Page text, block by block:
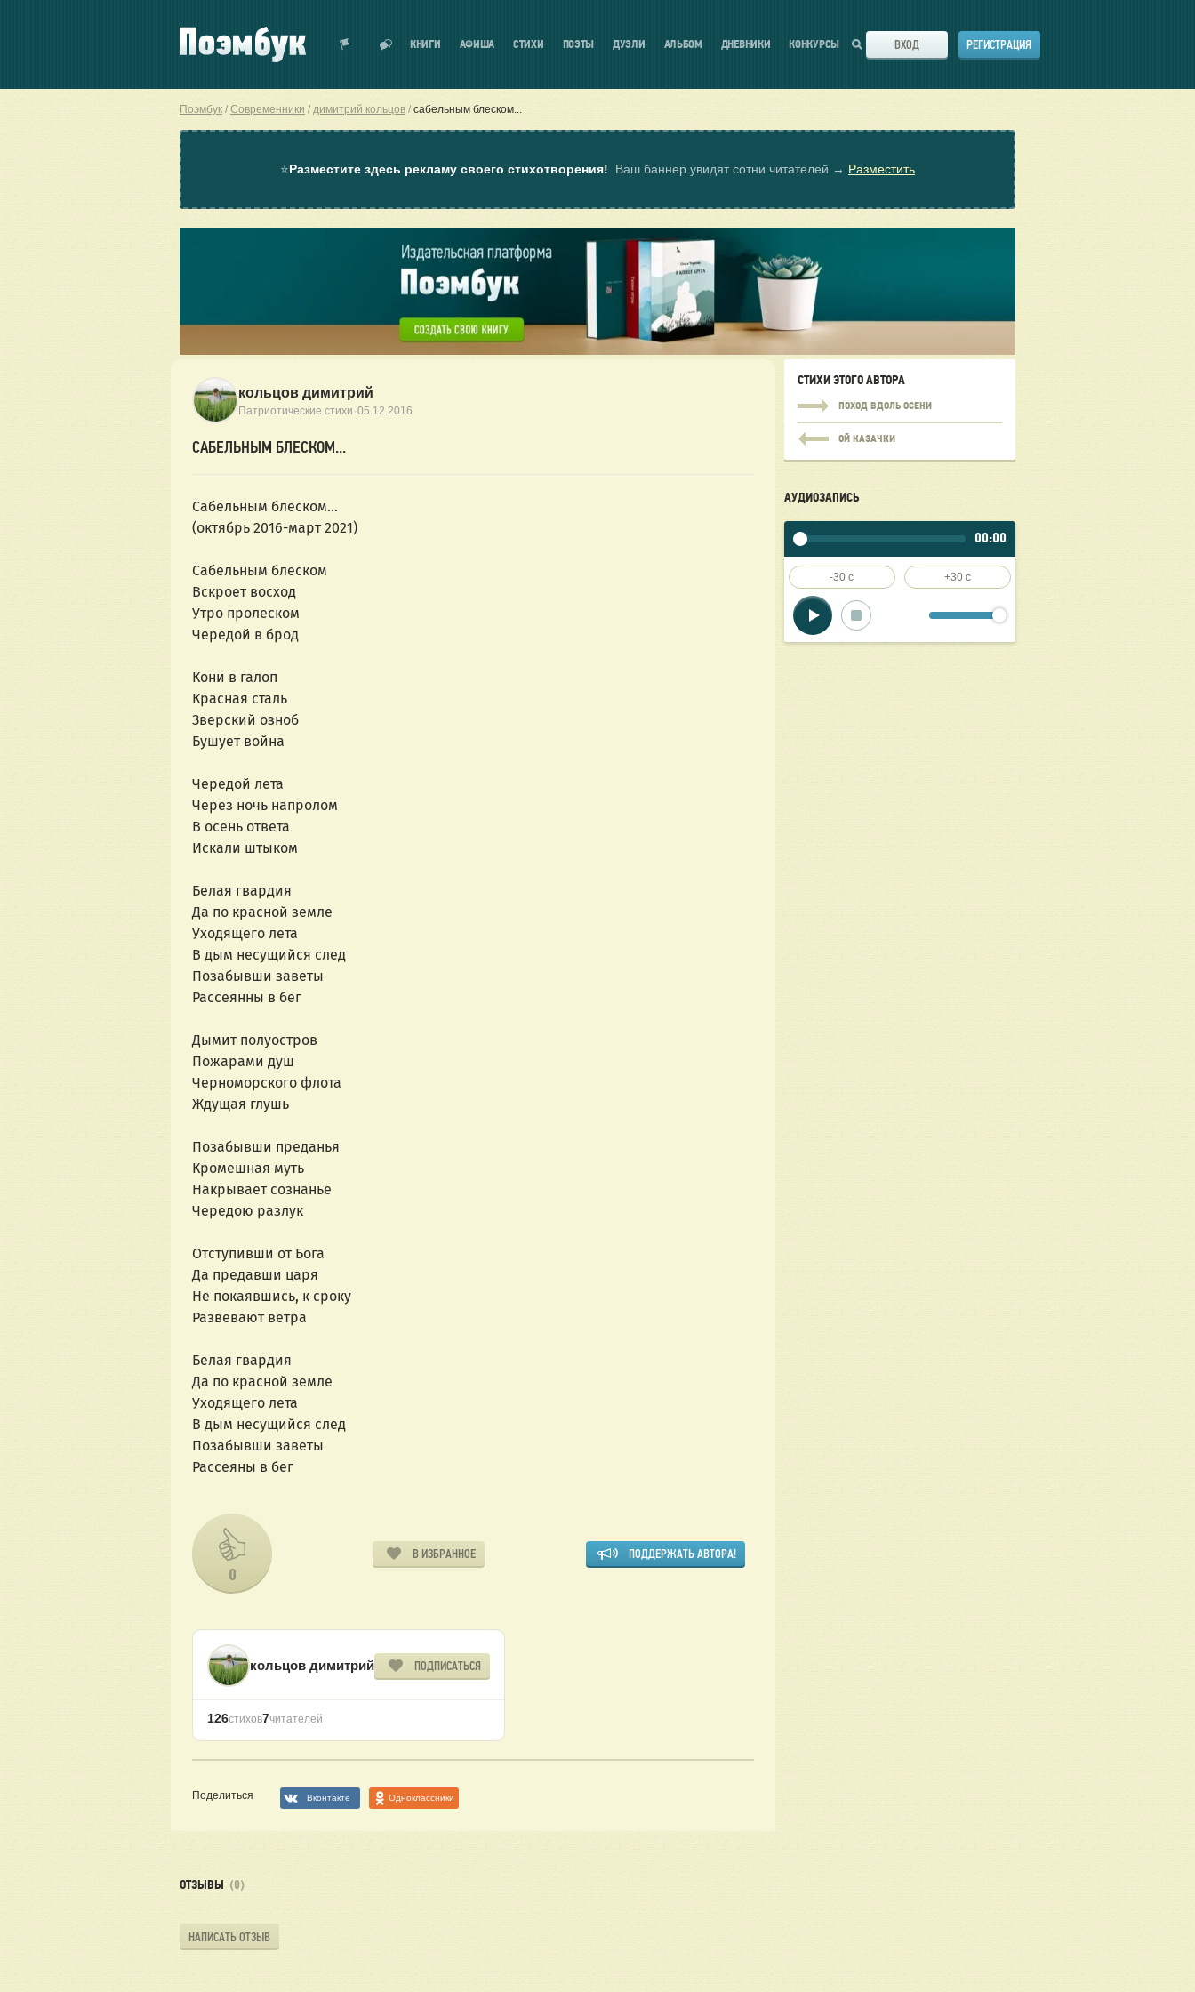
КНИГИ АФИША СТИХИ ПОЭТЫ ДУЭЛИ АЛЬБОМ ДНЕВНИКИ КОНКУРСЫ ВХОД РЕГИСТРАЦИЯ
Поэмбук Современники димитрий кольцов сабельным блеском...
⭐Разместите здесь рекламу своего стихотворения! Ваш баннер увидят сотни читателей → Разместить
кольцов димитрий
Патриотические стихи ·05.12.2016
САБЕЛЬНЫМ БЛЕСКОМ...
Сабельным блеском…
(октябрь 2016-март 2021)
Сабельным блеском
Вскроет восход
Утро пролеском
Чередой в брод
Кони в галоп
Красная сталь
Зверский озноб
Бушует война
Чередой лета
Через ночь напролом
В осень ответа
Искали штыком
Белая гвардия
Да по красной земле
Уходящего лета
В дым несущийся след
Позабывши заветы
Рассеянны в бег
Дымит полуостров
Пожарами душ
Черноморского флота
Ждущая глушь
Позабывши преданья
Кромешная муть
Накрывает сознанье
Чередою разлук
Отступивши от Бога
Да предавши царя
Не покаявшись, к сроку
Развевают ветра
Белая гвардия
Да по красной земле
Уходящего лета
В дым несущийся след
Позабывши заветы
Рассеяны в бег
0
В ИЗБРАННОЕ ПОДДЕРЖАТЬ АВТОРА!
кольцов димитрий ПОДПИСАТЬСЯ
126стихов7читателей
Поделиться Вконтакте Одноклассники
СТИХИ ЭТОГО АВТОРА
ПОХОД ВДОЛЬ ОСЕНИ
ОЙ КАЗАЧКИ
АУДИОЗАПИСЬ
00:00
-30 c +30 c
ОТЗЫВЫ (0)
НАПИСАТЬ ОТЗЫВ